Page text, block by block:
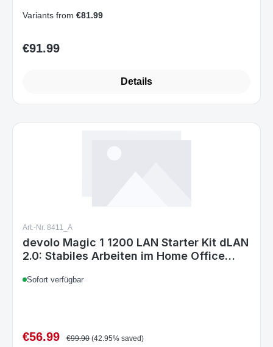
Technologie) Weiß
Variants from €81.99
Regular price:
€91.99
Details
Art.-Nr. 8411_A
devolo Magic 1 1200 LAN Starter Kit dLAN
2.0: Stabiles Arbeiten im Home Office
Heimnetzwerk via Stromleitung bis 1200
Sofort verfügbar
Sale price:
€56.99 €99.90 (42.95% saved)